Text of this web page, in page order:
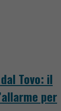
Tovo: il
per